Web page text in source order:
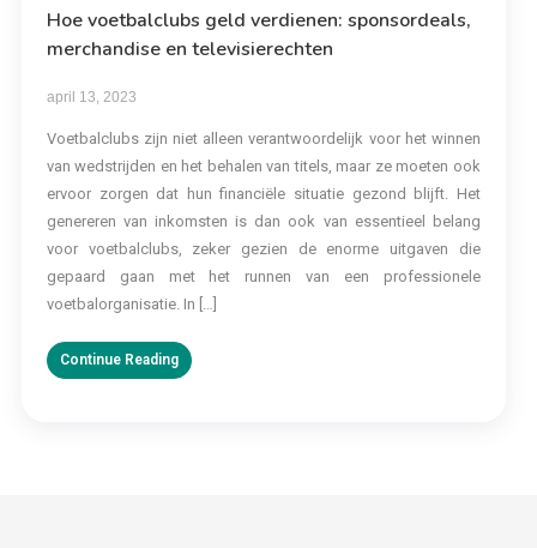
Hoe voetbalclubs geld verdienen: sponsordeals,
merchandise en televisierechten
april 13, 2023
Voetbalclubs zijn niet alleen verantwoordelijk voor het winnen
van wedstrijden en het behalen van titels, maar ze moeten ook
ervoor zorgen dat hun financiële situatie gezond blijft. Het
genereren van inkomsten is dan ook van essentieel belang
voor voetbalclubs, zeker gezien de enorme uitgaven die
gepaard gaan met het runnen van een professionele
voetbalorganisatie. In […]
Continue Reading